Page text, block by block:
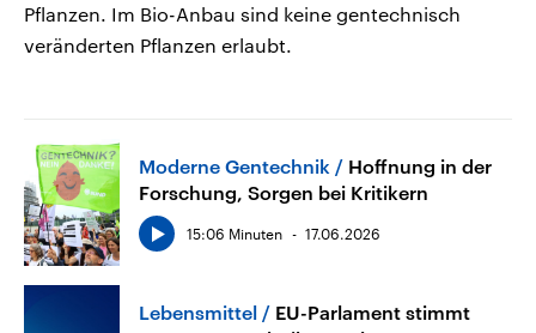
Pflanzen. Im Bio-Anbau sind keine gentechnisch
veränderten Pflanzen erlaubt.
Moderne Gentechnik
Hoffnung in der
Forschung, Sorgen bei Kritikern
15:06 Minuten 17.06.2026
Lebensmittel
EU-Parlament stimmt